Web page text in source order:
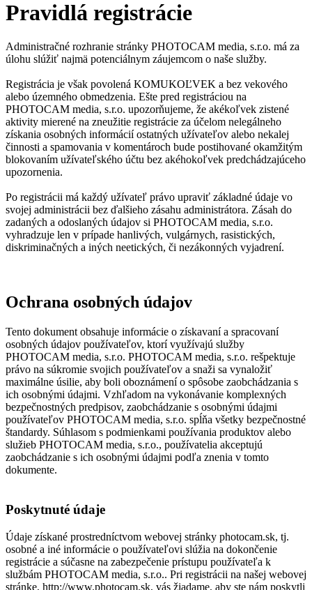
Pravidlá registrácie
Administračné rozhranie stránky PHOTOCAM media, s.r.o. má za
úlohu slúžiť najmä potenciálnym záujemcom o naše služby.
Registrácia je však povolená KOMUKOĽVEK a bez vekového
alebo územného obmedzenia. Ešte pred registráciou na
PHOTOCAM media, s.r.o. upozorňujeme, že akékoľvek zistené
aktivity mierené na zneužitie registrácie za účelom nelegálneho
získania osobných informácií ostatných užívateľov alebo nekalej
činnosti a spamovania v komentároch bude postihované okamžitým
blokovaním užívateľského účtu bez akéhokoľvek predchádzajúceho
upozornenia.
Po registrácii má každý užívateľ právo upraviť základné údaje vo
svojej administrácii bez ďalšieho zásahu administrátora. Zásah do
zadaných a odoslaných údajov si PHOTOCAM media, s.r.o.
vyhradzuje len v prípade hanlivých, vulgárnych, rasistických,
diskriminačných a iných neetických, či nezákonných vyjadrení.
Ochrana osobných údajov
Tento dokument obsahuje informácie o získavaní a spracovaní
osobných údajov používateľov, ktorí využívajú služby
PHOTOCAM media, s.r.o. PHOTOCAM media, s.r.o. rešpektuje
právo na súkromie svojich používateľov a snaži sa vynaložiť
maximálne úsilie, aby boli oboznámení o spôsobe zaobchádzania s
ich osobnými údajmi. Vzhľadom na vykonávanie komplexných
bezpečnostných predpisov, zaobchádzanie s osobnými údajmi
používateľov PHOTOCAM media, s.r.o. spĺňa všetky bezpečnostné
štandardy. Súhlasom s podmienkami používania produktov alebo
služieb PHOTOCAM media, s.r.o., používatelia akceptujú
zaobchádzanie s ich osobnými údajmi podľa znenia v tomto
dokumente.
Poskytnuté údaje
Údaje získané prostredníctvom webovej stránky photocam.sk, tj.
osobné a iné informácie o používateľovi slúžia na dokončenie
registrácie a súčasne na zabezpečenie prístupu používateľa k
službám PHOTOCAM media, s.r.o.. Pri registrácii na našej webovej
stránke, http://www.photocam.sk, vás žiadame, aby ste nám poskytli